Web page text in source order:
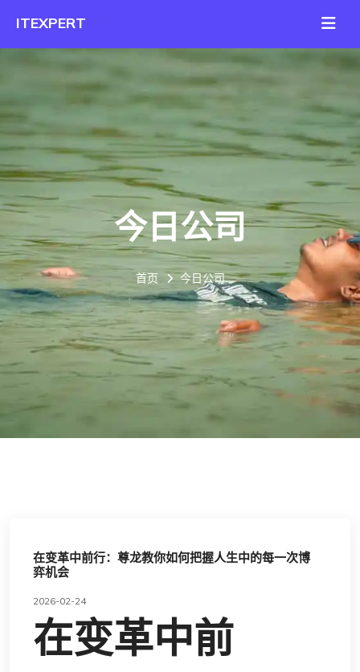
今日公司
首页 今日公司
在变革中前行：尊龙教你如何把握人生中的每一次博
弈机会
2026-02-24
在变革中前